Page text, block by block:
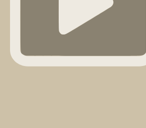
restauration du regne des rois de la
je suis pour le regne du roi légitime
Moravie et le Grand-Duc de Silésie
Lothringen dans ma patrie.